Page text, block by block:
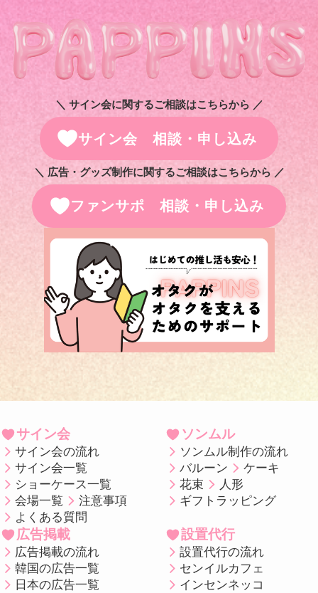
＼ サイン会に関するご相談はこちらから ／
サイン会 相談・申し込み
＼ 広告・グッズ制作に関するご相談はこちらから ／
ファンサポ 相談・申し込み
サイン会
サイン会の流れ
サイン会一覧
ショーケース一覧
会場一覧
注意事項
よくある質問
ソンムル
ソンムル制作の流れ
バルーン
ケーキ
花束
人形
ギフトラッピング
広告掲載
広告掲載の流れ
韓国の広告一覧
日本の広告一覧
設置代行
設置代行の流れ
センイルカフェ
インセンネッコ